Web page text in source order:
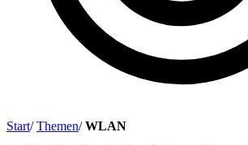
Start/ Themen/ WLAN